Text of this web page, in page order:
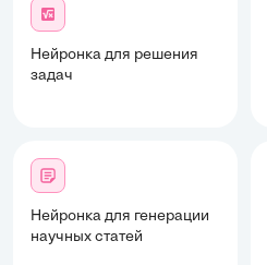
Нейронка для решения
задач
Нейронка для генерации
научных статей